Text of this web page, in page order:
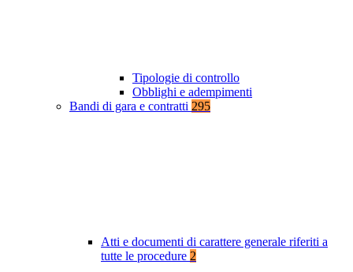
Tipologie di controllo
Obblighi e adempimenti
Bandi di gara e contratti 295
Atti e documenti di carattere generale riferiti a
tutte le procedure 2